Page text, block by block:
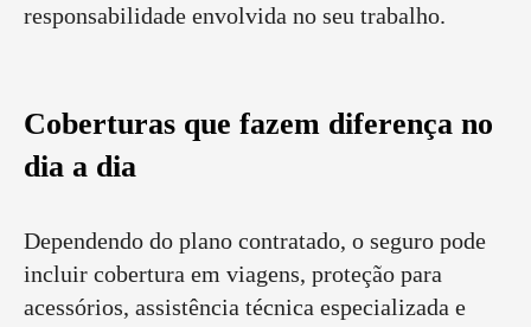
responsabilidade envolvida no seu trabalho.
Coberturas que fazem diferença no
dia a dia
Dependendo do plano contratado, o seguro pode
incluir cobertura em viagens, proteção para
acessórios, assistência técnica especializada e